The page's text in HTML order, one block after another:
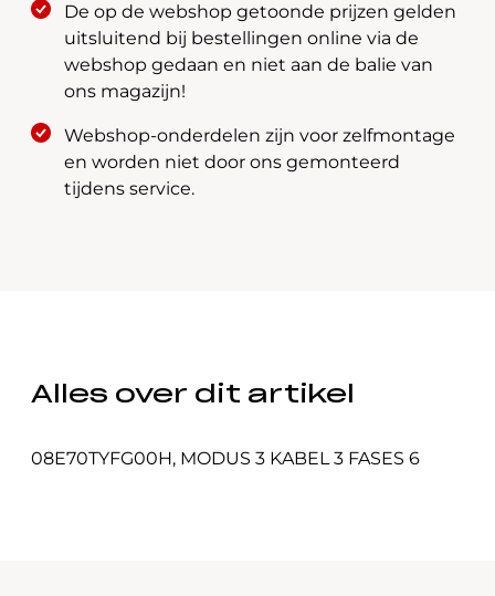
De op de webshop getoonde prijzen gelden
uitsluitend bij bestellingen online via de
webshop gedaan en niet aan de balie van
ons magazijn!
Webshop-onderdelen zijn voor zelfmontage
en worden niet door ons gemonteerd
tijdens service.
Alles over dit artikel
08E70TYFG00H, MODUS 3 KABEL 3 FASES 6